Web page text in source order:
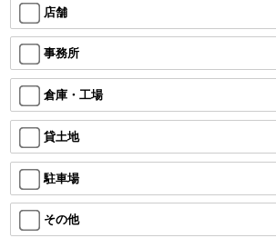
店舗
事務所
倉庫・工場
貸土地
駐車場
その他